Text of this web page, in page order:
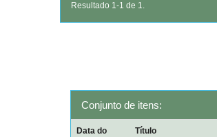
Resultado 1-1 de 1.
Conjunto de itens:
Data do
Título